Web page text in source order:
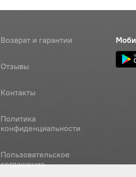
Обратитесь
Возврат и гарантии
Отзывы
Контакты
Политика
конфиденциальности
Пользовательское
соглашение